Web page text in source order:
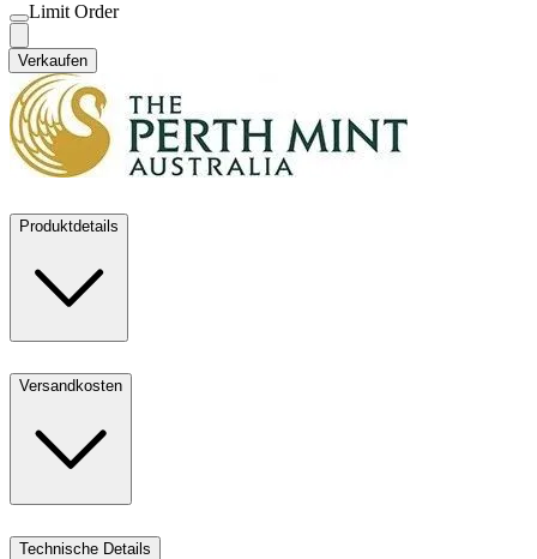
Limit Order
Verkaufen
Produktdetails
Versandkosten
Technische Details